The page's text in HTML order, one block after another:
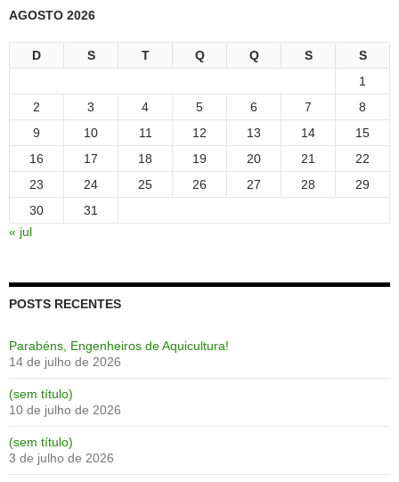
AGOSTO 2026
D S T Q Q S
S
1
2
3 4 5 6 7
8
9
10 11 12 13 14
15
16
17 18 19 20 21
22
23
24 25 26 27 28
29
30
31
« jul
POSTS RECENTES
Parabéns, Engenheiros de Aquicultura!
14 de julho de 2026
(sem título)
10 de julho de 2026
(sem título)
3 de julho de 2026